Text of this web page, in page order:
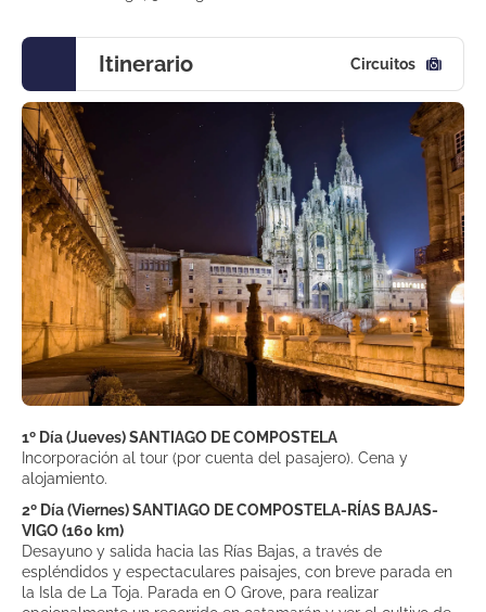
Itinerario Circuitos
1º Día (Jueves) SANTIAGO DE COMPOSTELA
Incorporación al tour (por cuenta del pasajero). Cena y
alojamiento.
2º Día (Viernes) SANTIAGO DE COMPOSTELA-RÍAS BAJAS-
VIGO (160 km)
Desayuno y salida hacia las Rías Bajas, a través de
espléndidos y espectaculares paisajes, con breve parada en
la Isla de La Toja. Parada en O Grove, para realizar